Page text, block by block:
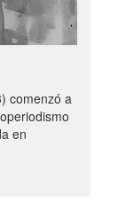
comenzó a
en